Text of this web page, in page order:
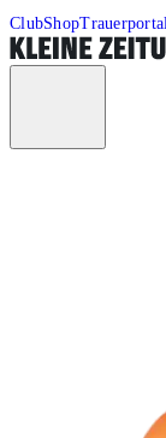
ClubShop